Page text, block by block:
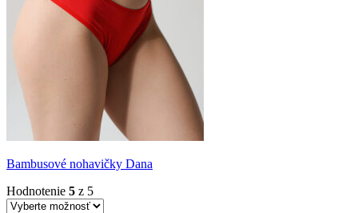
Bambusové nohavičky Dana
Hodnotenie 5 z 5